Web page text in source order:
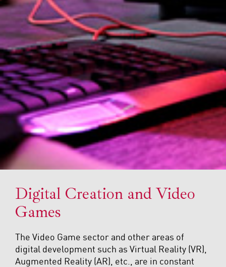
Digital Creation and Video
Games
The Video Game sector and other areas of
digital development such as Virtual Reality (VR),
Augmented Reality (AR), etc., are in constant